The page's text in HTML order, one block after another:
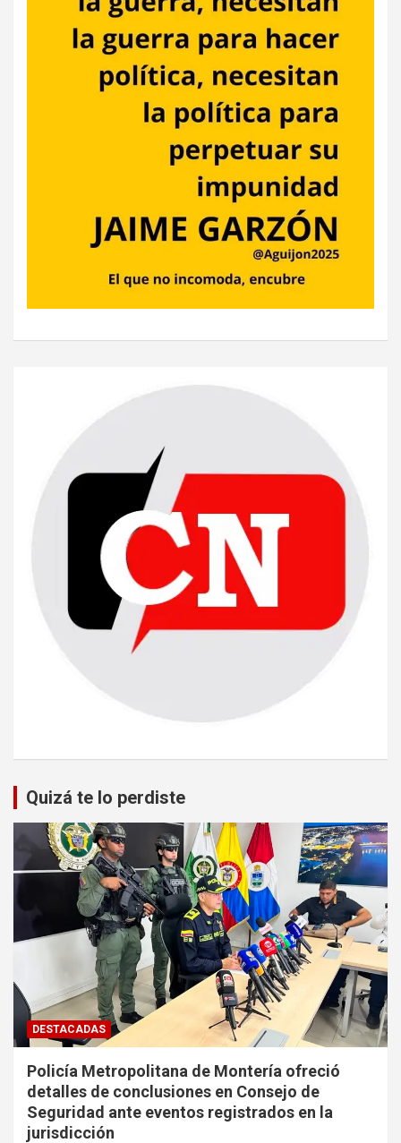
Quizá te lo perdiste
DESTACADAS
Policía Metropolitana de Montería ofreció
detalles de conclusiones en Consejo de
Seguridad ante eventos registrados en la
jurisdicción